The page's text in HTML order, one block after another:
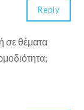
σε θέματα
Reply